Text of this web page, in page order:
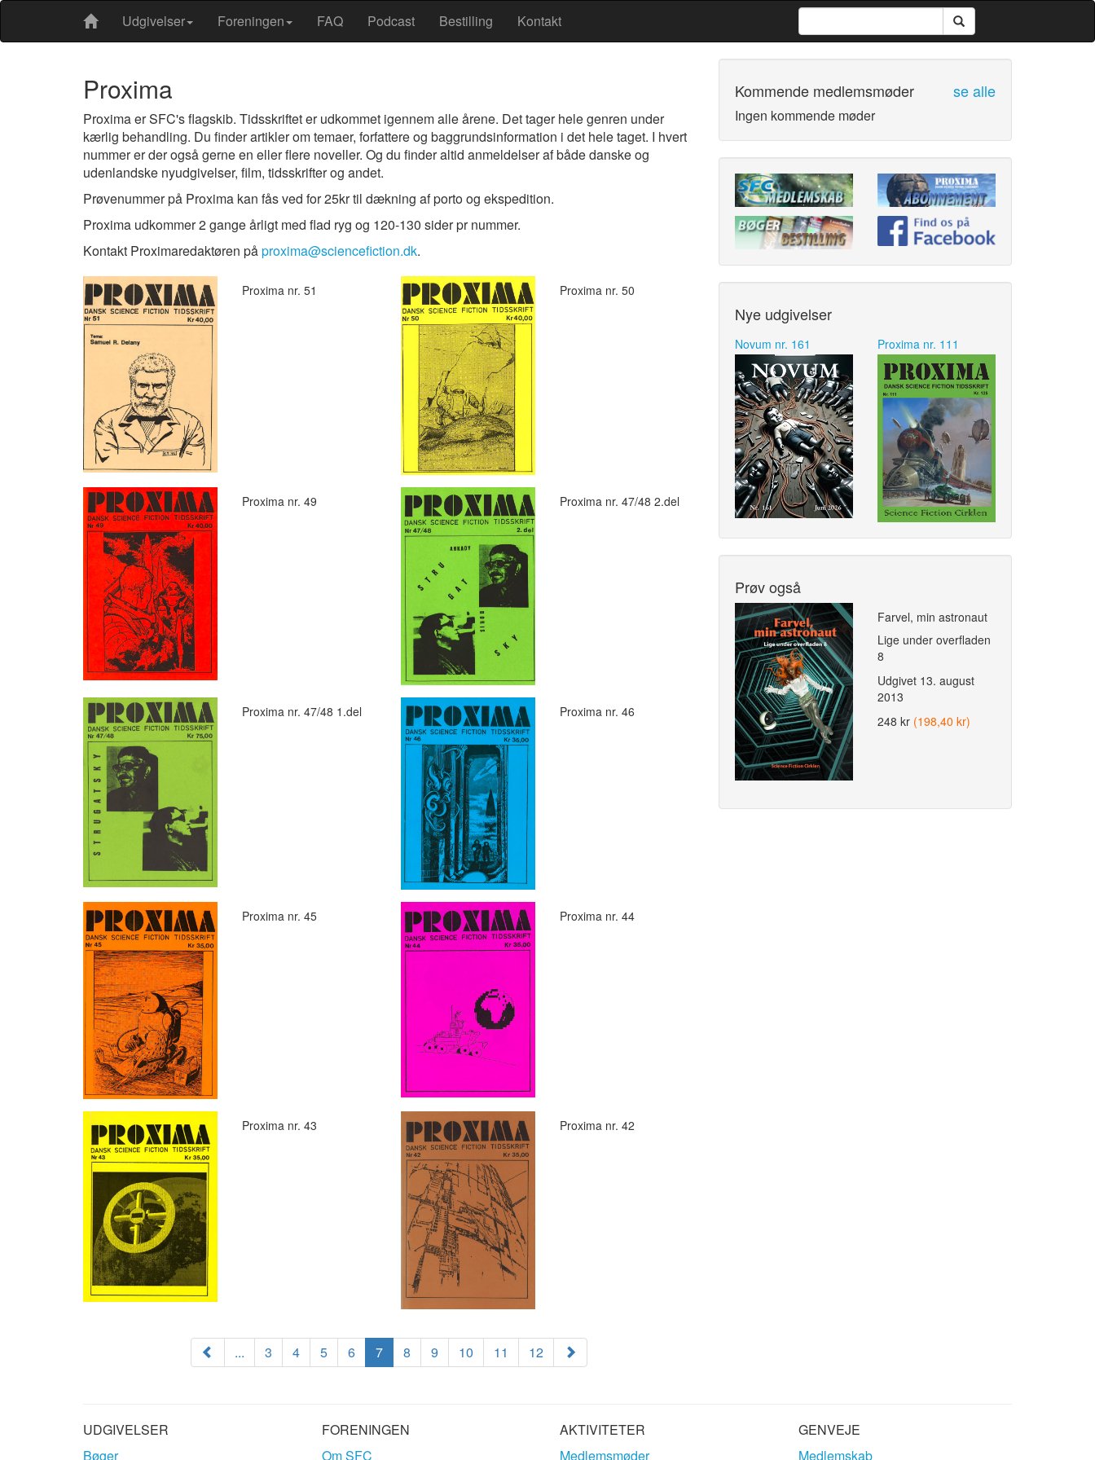
Udgivelser Foreningen FAQ Podcast Bestilling Kontakt
Proxima
Proxima er SFC's flagskib. Tidsskriftet er udkommet igennem alle årene. Det tager hele genren under
kærlig behandling. Du finder artikler om temaer, forfattere og baggrundsinformation i det hele taget. I hvert
nummer er der også gerne en eller flere noveller. Og du finder altid anmeldelser af både danske og
udenlandske nyudgivelser, film, tidsskrifter og andet.
Prøvenummer på Proxima kan fås ved for 25kr til dækning af porto og ekspedition.
Proxima udkommer 2 gange årligt med flad ryg og 120-130 sider pr nummer.
Kontakt Proximaredaktøren påproxima@sciencefiction.dk.
Proxima nr. 51 Proxima nr. 50
Proxima nr. 49 Proxima nr. 47/48 2.del
Proxima nr. 47/48 1.del Proxima nr. 46
Proxima nr. 45 Proxima nr. 44
Proxima nr. 43 Proxima nr. 42
... 3 4 5 6 7 8 9 10 11 12
Kommende medlemsmøder se alle
Ingen kommende møder
Nye udgivelser
Novum nr. 161 Proxima nr. 111
Prøv også
Farvel, min astronaut
Lige under overfladen
8
Udgivet 13. august
2013
248 kr (198,40 kr)
UDGIVELSER
Bøger
FORENINGEN
Om SFC
AKTIVITETER
Medlemsmøder
GENVEJE
Medlemskab